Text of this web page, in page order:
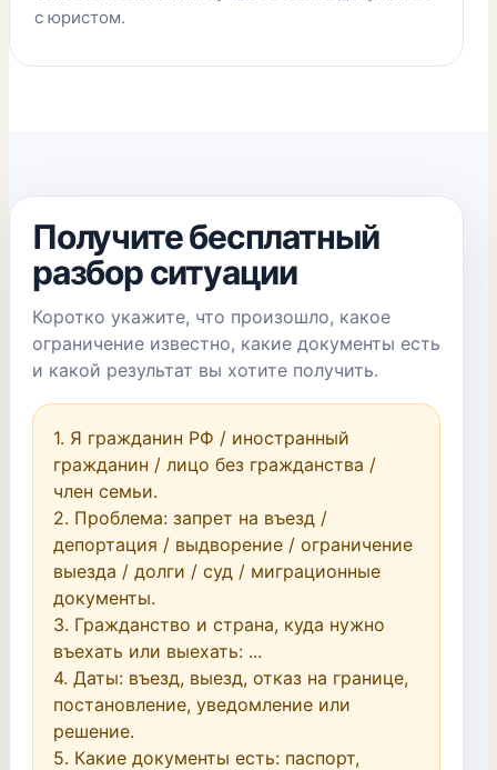
с юристом.
Получите бесплатный
разбор ситуации
Коротко укажите, что произошло, какое
ограничение известно, какие документы есть
и какой результат вы хотите получить.
1. Я гражданин РФ / иностранный
гражданин / лицо без гражданства /
член семьи.
2. Проблема: запрет на въезд /
депортация / выдворение / ограничение
выезда / долги / суд / миграционные
документы.
3. Гражданство и страна, куда нужно
въехать или выехать: ...
4. Даты: въезд, выезд, отказ на границе,
постановление, уведомление или
решение.
5. Какие документы есть: паспорт,